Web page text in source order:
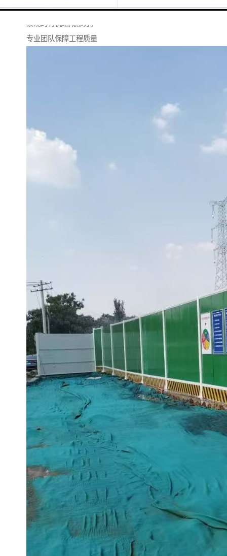
仅具有实用功能，也能与周边环境协调融合，成为城市
专业团队保障工程质量